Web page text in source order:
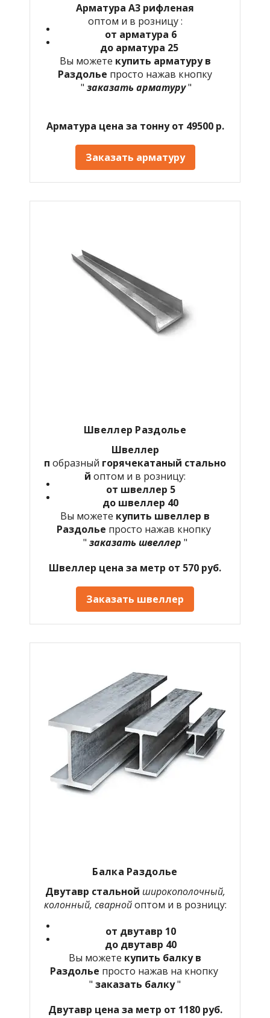
Арматура А3 рифленая
оптом и в розницу :
от арматура 6
до арматура 25
Вы можете купить арматуру в
Раздолье просто нажав кнопку
" заказать арматуру"
Арматура цена за тонну от 49500 р.
Заказать арматуру
Швеллер Раздолье
Швеллер
п образный горячекатаный стально
й оптом и в розницу:
от швеллер 5
до швеллер 40
Вы можете купить швеллер в
Раздолье просто нажав кнопку
" заказать швеллер "
Швеллер цена за метр от 570 руб.
Заказать швеллер
Балка Раздолье
Двутавр стальной широкополочный,
колонный, сварнойоптом и в розницу:
от двутавр 10
до двутавр 40
Вы можете купить балку в
Раздолье просто нажав на кнопку
" заказать балку"
Двутавр цена за метр от 1180 руб.